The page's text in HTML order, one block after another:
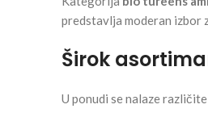
predstavlja moderan izbor
Širok
U ponudi se nalaze